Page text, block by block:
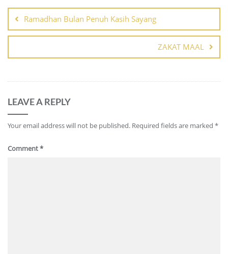
navigation
Ramadhan Bulan Penuh Kasih Sayang
ZAKAT MAAL
LEAVE A REPLY
Your email address will not be published. Required fields are marked *
Comment*